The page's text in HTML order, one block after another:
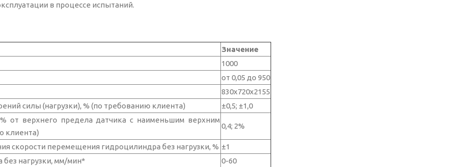
в процессе испытаний.
Значение
1000
от 0,05 до 950
830x720x2155
силы (нагрузки), % (по требованию клиента)
±0,5; ±1,0
от верхнего предела датчика с наименьшим верхним
клиента)
0,4; 2%
скорости перемещения гидроцилиндра без нагрузки, % ±1
нагрузки, мм/мин*
0-60